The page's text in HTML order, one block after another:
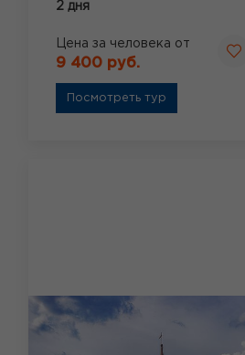
2 дня
Цена за человека от
9 400 руб.
Посмотреть тур